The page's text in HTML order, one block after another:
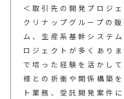
＜取引先の開発プロジ
クリナップグループの
ム、生産系基幹システ
ロジェクトが多くあり
で培った経験を活かし
様との折衝や関係構築
ト業務、受託開発案件